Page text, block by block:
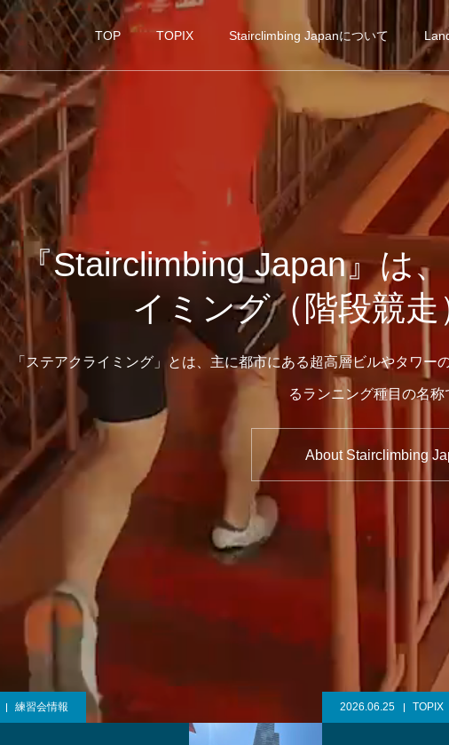
TOP TOPIX Stairclimbing Japanについて
『Stairclimbing Japan』は
イミング（階段競
「ステアクライミング」とは、主に都市にある超高層ビルやタワ
るランニング種目の名称
About Stairclimbing
練習会情報 2026.06.25 TOPIX